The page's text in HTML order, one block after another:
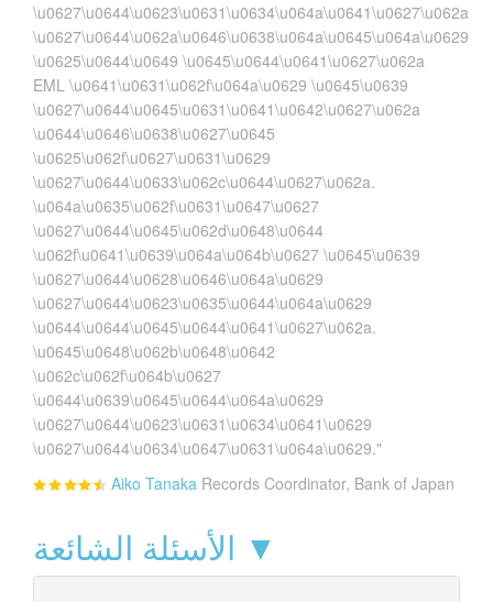
\u0627\u0644\u0623\u0631\u0634\u064a\u0641\u0627\u062a
\u0627\u0644\u062a\u0646\u0638\u064a\u0645\u064a\u0629
\u0625\u0644\u0649 \u0645\u0644\u0641\u0627\u062a
EML \u0641\u0631\u062f\u064a\u0629 \u0645\u0639
\u0627\u0644\u0645\u0631\u0641\u0642\u0627\u062a
\u0644\u0646\u0638\u0627\u0645
\u0625\u062f\u0627\u0631\u0629
\u0627\u0644\u0633\u062c\u0644\u0627\u062a.
\u064a\u0635\u062f\u0631\u0647\u0627
\u0627\u0644\u0645\u062d\u0648\u0644
\u062f\u0641\u0639\u064a\u064b\u0627 \u0645\u0639
\u0627\u0644\u0628\u0646\u064a\u0629
\u0627\u0644\u0623\u0635\u0644\u064a\u0629
\u0644\u0644\u0645\u0644\u0641\u0627\u062a.
\u0645\u0648\u062b\u0648\u0642
\u062c\u062f\u064b\u0627
\u0644\u0639\u0645\u0644\u064a\u0629
\u0627\u0644\u0623\u0631\u0634\u0641\u0629
\u0627\u0644\u0634\u0647\u0631\u064a\u0629."
Aiko Tanaka Records Coordinator, Bank of Japan
الأسئلة الشائعة ▼